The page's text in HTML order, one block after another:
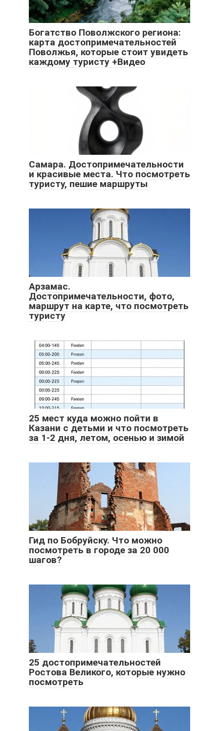
Богатство Поволжского региона:
карта достопримечательностей
Поволжья, которые стоит увидеть
каждому туристу +Видео
Самара. Достопримечательности
и красивые места. Что посмотреть
туристу, пешие маршруты
Арзамас.
Достопримечательности, фото,
маршрут на карте, что посмотреть
туристу
25 мест куда можно пойти в
Казани с детьми и что посмотреть
за 1-2 дня, летом, осенью и зимой
Гид по Бобруйску. Что можно
посмотреть в городе за 20 000
шагов?
25 достопримечательностей
Ростова Великого, которые нужно
посмотреть